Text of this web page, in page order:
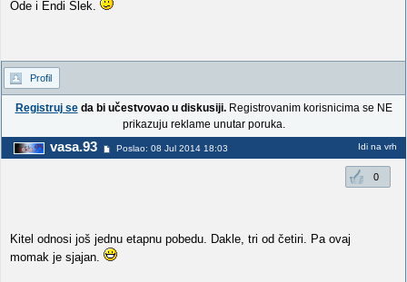
Ode i Endi Šlek.
Profil
Registruj seda bi učestvovao u diskusiji.Registrovanim korisnicima se NE
prikazuju reklame unutar poruka.
vasa.93 Poslao: 08 Jul 2014 18:03 Idi na vrh
0
Kitel odnosi još jednu etapnu pobedu. Dakle, tri od četiri. Pa ovaj
momak je sjajan.